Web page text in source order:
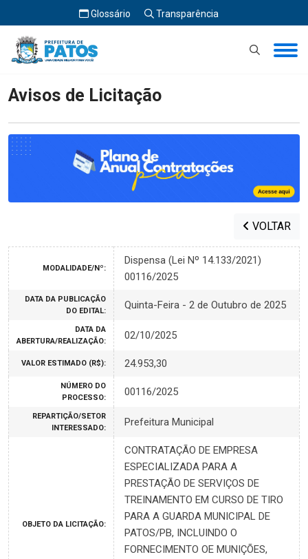
Glossário Transparência
Início Avisos de Licitação
Avisos de Licitação
VOLTAR
MODALIDADE/Nº:
Dispensa (Lei Nº 14.133/2021)
00116/2025
DATA DA PUBLICAÇÃO
DO EDITAL:
Quinta-Feira - 2 de Outubro de 2025
DATA DA
ABERTURA/REALIZAÇÃO:
02/10/2025
VALOR ESTIMADO (R$): 24.953,30
NÚMERO DO
PROCESSO:
00116/2025
REPARTIÇÃO/SETOR
INTERESSADO:
Prefeitura Municipal
OBJETO DA LICITAÇÃO:
CONTRATAÇÃO DE EMPRESA
ESPECIALIZADA PARA A
PRESTAÇÃO DE SERVIÇOS DE
TREINAMENTO EM CURSO DE TIRO
PARA A GUARDA MUNICIPAL DE
PATOS/PB, INCLUINDO O
FORNECIMENTO OE MUNIÇÕES,